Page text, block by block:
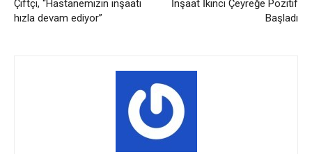
Çiftçi, “Hastanemizin inşaatı
hızla devam ediyor”
İnşaat İkinci Çeyreğe Pozitif
Başladı